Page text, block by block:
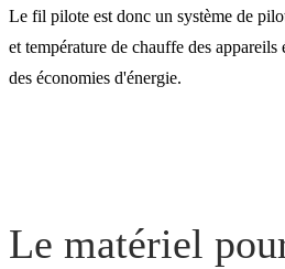
Les
Cozytouch
Le fil pilote est donc un système de
et température de chauffe des
des économies d'énergie.
Le matériel